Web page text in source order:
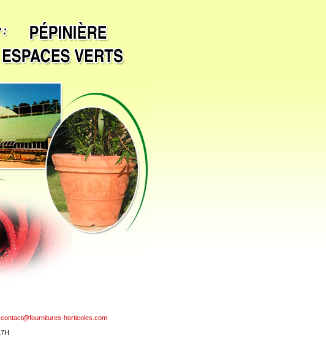
contact@fournitures-horticoles.com